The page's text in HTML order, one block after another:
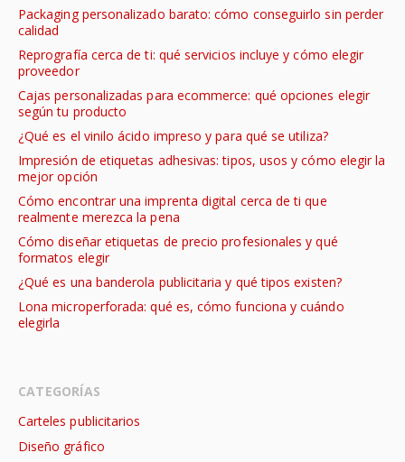
Packaging personalizado barato: cómo conseguirlo sin perder
calidad
Reprografía cerca de ti: qué servicios incluye y cómo elegir
proveedor
Cajas personalizadas para ecommerce: qué opciones elegir
según tu producto
¿Qué es el vinilo ácido impreso y para qué se utiliza?
Impresión de etiquetas adhesivas: tipos, usos y cómo elegir la
mejor opción
Cómo encontrar una imprenta digital cerca de ti que
realmente merezca la pena
Cómo diseñar etiquetas de precio profesionales y qué
formatos elegir
¿Qué es una banderola publicitaria y qué tipos existen?
Lona microperforada: qué es, cómo funciona y cuándo
elegirla
CATEGORÍAS
Carteles publicitarios
Diseño gráfico